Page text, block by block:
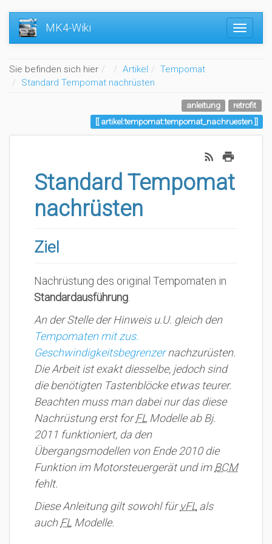
MK4-Wiki
Sie befinden sich hier Home
Artikel
Tempomat
Standard Tempomat nachrüsten
anleitung
retrofit
artikel:tempomat:tempomat_nachruesten
Standard Tempomat
nachrüsten
Ziel
Nachrüstung des original Tempomaten in
Standardausführung
An der Stelle der Hinweis u.U. gleich den
Tempomaten mit zus.
Geschwindigkeitsbegrenzernachzurüsten.
Die Arbeit ist exakt diesselbe, jedoch sind
die benötigten Tastenblöcke etwas teurer.
Beachten muss man dabei nur das diese
Nachrüstung erst forFL Modelle ab Bj.
2011 funktioniert, da den
Übergangsmodellen von Ende 2010 die
Funktion im Motorsteuergerät und im BCM
fehlt.
Diese Anleitung gilt sowohl fürvFL als
auch FL Modelle.